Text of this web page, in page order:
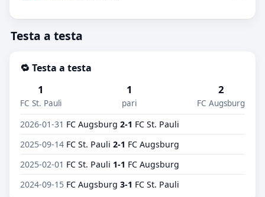
Testa a testa
🔁 Testa a testa
1
FC St. Pauli
1
pari
2
FC Augsburg
2026-01-31 FC Augsburg 2-1 FC St. Pauli
2025-09-14 FC St. Pauli 2-1 FC Augsburg
2025-02-01 FC St. Pauli 1-1 FC Augsburg
2024-09-15 FC Augsburg 3-1 FC St. Pauli